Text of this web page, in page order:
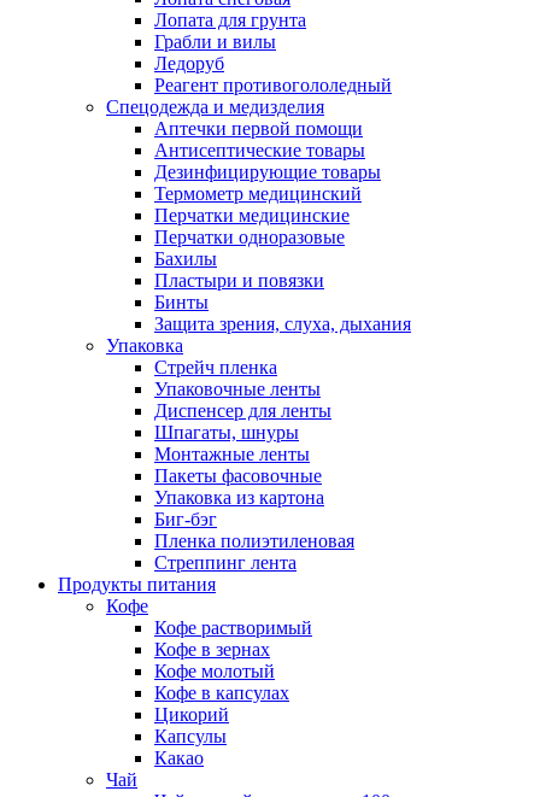
Лопата для грунта
Грабли и вилы
Ледоруб
Реагент противогололедный
Спецодежда и медизделия
Аптечки первой помощи
Антисептические товары
Дезинфицирующие товары
Термометр медицинский
Перчатки медицинские
Перчатки одноразовые
Бахилы
Пластыри и повязки
Бинты
Защита зрения, слуха, дыхания
Упаковка
Стрейч пленка
Упаковочные ленты
Диспенсер для ленты
Шпагаты, шнуры
Монтажные ленты
Пакеты фасовочные
Упаковка из картона
Биг-бэг
Пленка полиэтиленовая
Стреппинг лента
Продукты питания
Кофе
Кофе растворимый
Кофе в зернах
Кофе молотый
Кофе в капсулах
Цикорий
Капсулы
Какао
Чай